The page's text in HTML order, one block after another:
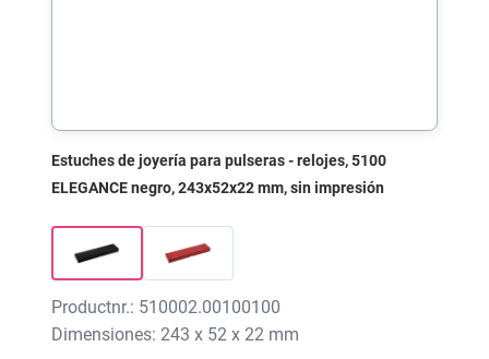
Estuches de joyería para pulseras - relojes, 5100
ELEGANCE negro, 243x52x22 mm, sin impresión
Productnr.: 510002.00100100
Dimensiones: 243 x 52 x 22 mm